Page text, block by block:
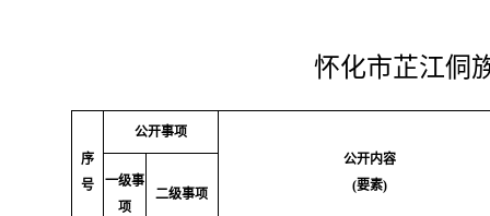
怀化市芷江侗
序
号
公开事项
公开内容
(要素)
一级事
项
二级事项